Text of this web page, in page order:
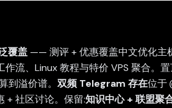
覆盖 —— 测评 + 优惠覆盖中文优化主
流、Linux 教程与特价 VPS 聚合。置
到溢价谱。 双频 Telegram 存在位于
+ 社区讨论。保留:知识中心 + 联盟聚